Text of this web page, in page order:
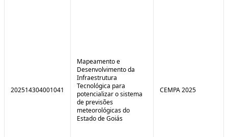
202514304001041
Mapeamento e
Desenvolvimento da
Infraestrutura
Tecnológica para
potencializar o sistema
de previsões
meteorológicas do
Estado de Goiás
CEMPA 2025